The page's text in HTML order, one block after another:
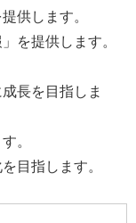
供します。
を提供します。
長を目指しま
。
目指します。